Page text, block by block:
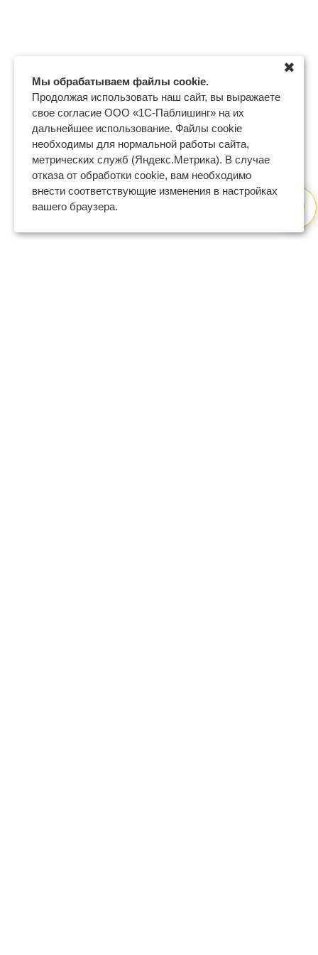
Мы обрабатываем файлы cookie.
Продолжая использовать наш сайт, вы выражаете
свое согласие ООО «1С-Паблишинг» на их
дальнейшее использование. Файлы cookie
необходимы для нормальной работы сайта,
метрических служб (Яндекс.Метрика). В случае
отказа от обработки cookie, вам необходимо
внести соответствующие изменения в настройках
вашего браузера.
✖